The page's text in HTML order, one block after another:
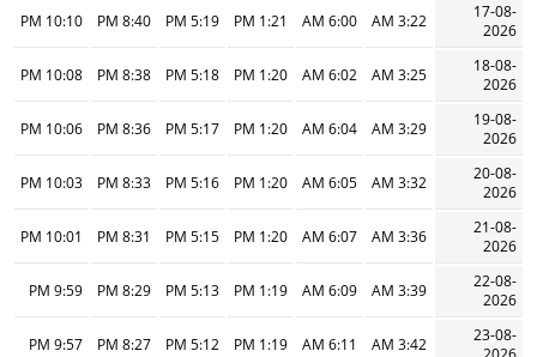
17-08-
2026
3:22 AM
6:00 AM
1:21 PM
5:19 PM
8:40 PM
10:10 PM
18-08-
2026
3:25 AM
6:02 AM
1:20 PM
5:18 PM
8:38 PM
10:08 PM
19-08-
2026
3:29 AM
6:04 AM
1:20 PM
5:17 PM
8:36 PM
10:06 PM
20-08-
2026
3:32 AM
6:05 AM
1:20 PM
5:16 PM
8:33 PM
10:03 PM
21-08-
2026
3:36 AM
6:07 AM
1:20 PM
5:15 PM
8:31 PM
10:01 PM
22-08-
2026
3:39 AM
6:09 AM
1:19 PM
5:13 PM
8:29 PM
9:59 PM
23-08-
3:42 AM
6:11 AM
1:19 PM
5:12 PM
8:27 PM
9:57 PM